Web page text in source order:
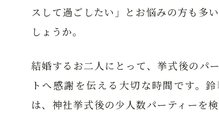
スして過ごしたい」とお悩みの方も多
しょうか。
結婚するお二人にとって、挙式後のパ
トへ感謝を伝える大切な時間です。
は、神社挙式後の少人数パーティーを